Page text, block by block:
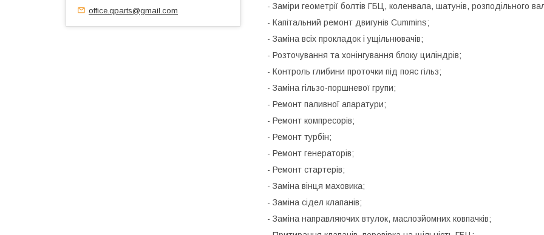
- Заміри геометрії болтів ГБЦ, коленвала, шатунів, розподільного
- Капітальний ремонт двигунів Cummins;
- Заміна всіх прокладок і ущільнювачів;
- Розточування та хонінгування блоку циліндрів;
- Контроль глибини проточки під пояс гільз;
- Заміна гільзо-поршневої групи;
- Ремонт паливної апаратури;
- Ремонт компресорів;
- Ремонт турбін;
- Ремонт генераторів;
- Ремонт стартерів;
- Заміна вінця маховика;
- Заміна сідел клапанів;
- Заміна направляючих втулок, маслозйомних ковпачків;
office.qparts@gmail.com